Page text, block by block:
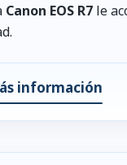
Canon EOS R7 le
información